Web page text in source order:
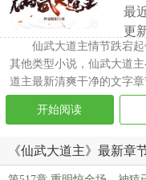
最
更
仙武大道主情节跌宕
其他类型小说，仙武大道
道主最新清爽干净的文字
开始阅读
《仙武大道主》最新章